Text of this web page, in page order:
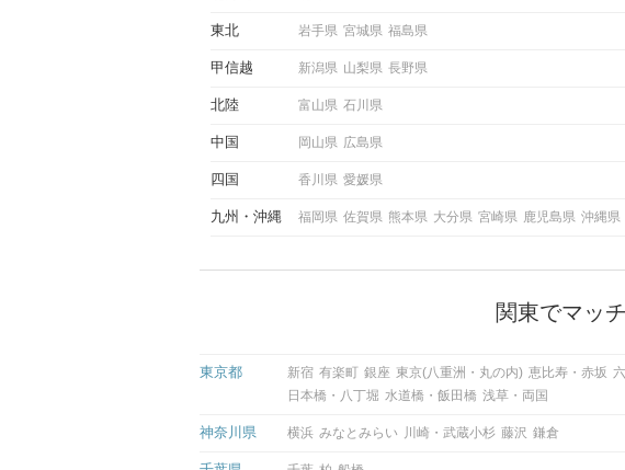
東北 岩手県 宮城県 福島県
甲信越 新潟県 山梨県 長野県
北陸 富山県 石川県
中国 岡山県 広島県
四国 香川県 愛媛県
九州 沖縄 福岡県 佐賀県 熊本県 大分県 宮崎県 鹿児島県 沖縄県
関東でマッ
東京都 新宿 有楽町 銀座 東京(八重洲・丸の内) 恵比寿・赤坂
日本橋・八丁堀 水道橋・飯田橋 浅草・両国
神奈川県 横浜 みなとみらい 川崎・武蔵小杉 藤沢 鎌倉